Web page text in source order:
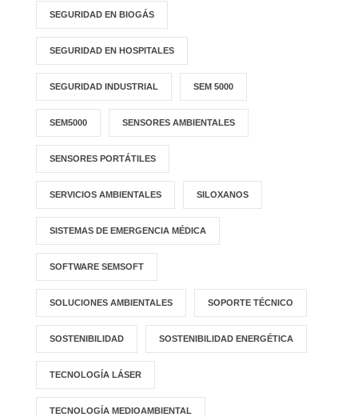
SEGURIDAD EN BIOGÁS
SEGURIDAD EN HOSPITALES
SEGURIDAD INDUSTRIAL SEM 5000
SEM5000 SENSORES AMBIENTALES
SENSORES PORTÁTILES
SERVICIOS AMBIENTALES SILOXANOS
SISTEMAS DE EMERGENCIA MÉDICA
SOFTWARE SEMSOFT
SOLUCIONES AMBIENTALES SOPORTE TÉCNICO
SOSTENIBILIDAD SOSTENIBILIDAD ENERGÉTICA
TECNOLOGÍA LÁSER
TECNOLOGÍA MEDIOAMBIENTAL